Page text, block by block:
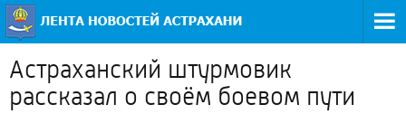
Астраханский штурмовик
рассказал о своём боевом пути